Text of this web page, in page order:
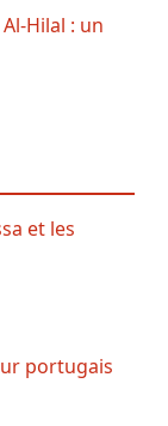
Hilal : un
et les
portugais